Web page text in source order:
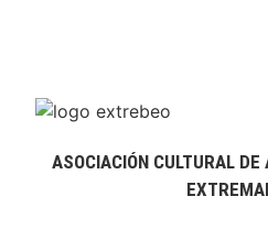
ASOCIACIÓN CULTURAL